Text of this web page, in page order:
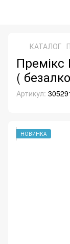
КАТАЛОГ
Премікс
(
Артикул:
НОВИНКА